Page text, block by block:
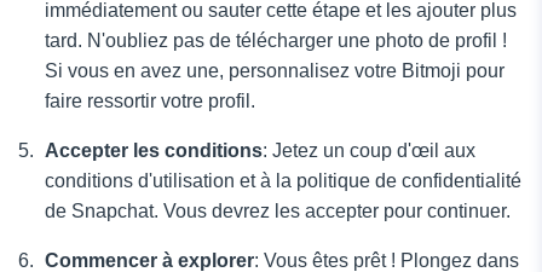
immédiatement ou sauter cette étape et les ajouter plus
tard. N'oubliez pas de télécharger une photo de profil !
Si vous en avez une, personnalisez votre Bitmoji pour
faire ressortir votre profil.
Accepter les conditions: Jetez un coup d'œil aux
conditions d'utilisation et à la politique de confidentialité
de Snapchat. Vous devrez les accepter pour continuer.
Commencer à explorer: Vous êtes prêt ! Plongez dans